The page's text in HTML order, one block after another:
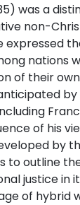
was a
non-
expressed
nations
of their
by
of his
by
to outline
justice in
of hybrid